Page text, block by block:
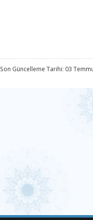
Son Güncelleme Tarihi: 03